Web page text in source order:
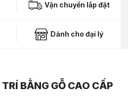
Vận chuyển lắp đặt
Dành cho đại lý
BẰNG GỖ CAO CẤP